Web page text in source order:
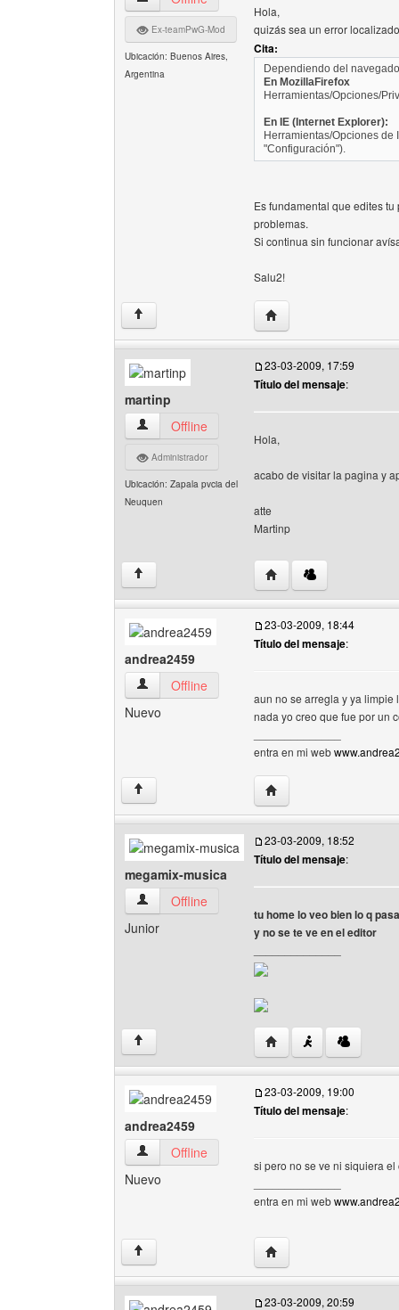
Ex-teamPwG-Mod
Ubicación: Buenos Aires,
Argentina
Hola,
quizás sea un error
Cita:
Dependiendo del
En MozillaFirefox
Herramientas/Opciones/
En IE (Internet Explorer):
Herramientas/Opciones
"Configuración").
Es fundamental que edites
problemas.
Si continua sin funcionar
Salu2!
↑ Visitar sitio web del
martinp
martinp Ver perfil del usuario
Offline
Administrador
Ubicación: Zapala pvcia del
Neuquen
23-03-2009, 17:59
Título del mensaje:
Hola,
acabo de visitar la pagina y
atte
Martinp
↑ Visitar sitio web del
andrea2459
andrea2459 Ver perfil del usuario
Offline
Nuevo
23-03-2009, 18:44
Título del mensaje:
aun no se arregla y ya
nada yo creo que fue por un
entra en mi web
↑ Visitar sitio web del
megamix-musica
megamix-musica Ver perfil del usuario
Offline
Junior
23-03-2009, 18:52
Título del mensaje:
tu home lo veo bien lo q
y no se te ve en el editor
↑ Visitar sitio web del
andrea2459
andrea2459 Ver perfil del usuario
Offline
Nuevo
23-03-2009, 19:00
Título del mensaje:
si pero no se ve ni siquiera
entra en mi web
↑ Visitar sitio web del
23-03-2009, 20:59